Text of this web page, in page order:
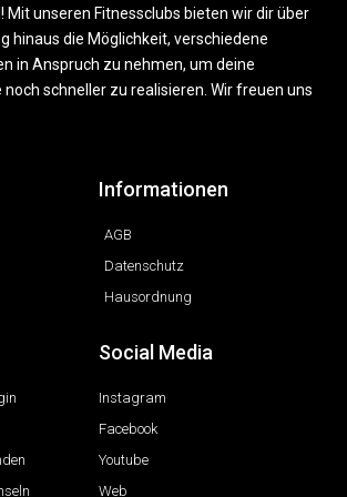
Mit unseren Fitnessclubs bieten wir dir über
hinaus die Möglichkeit, verschiedene
in Anspruch zu nehmen, um deine
noch schneller zu realisieren. Wir freuen uns
Informationen
AGB
Datenschutz
Hausordnung
Social Media
Instagram
Facebook
Youtube
Web